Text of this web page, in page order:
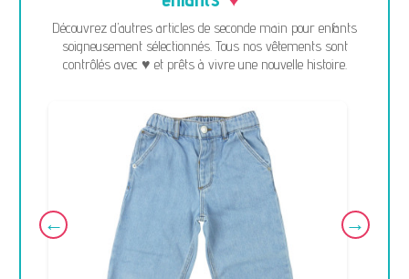
Découvrez d’autres articles de seconde main pour enfants
soigneusement sélectionnés. Tous nos vêtements sont
contrôlés avec ♥ et prêts à vivre une nouvelle histoire.